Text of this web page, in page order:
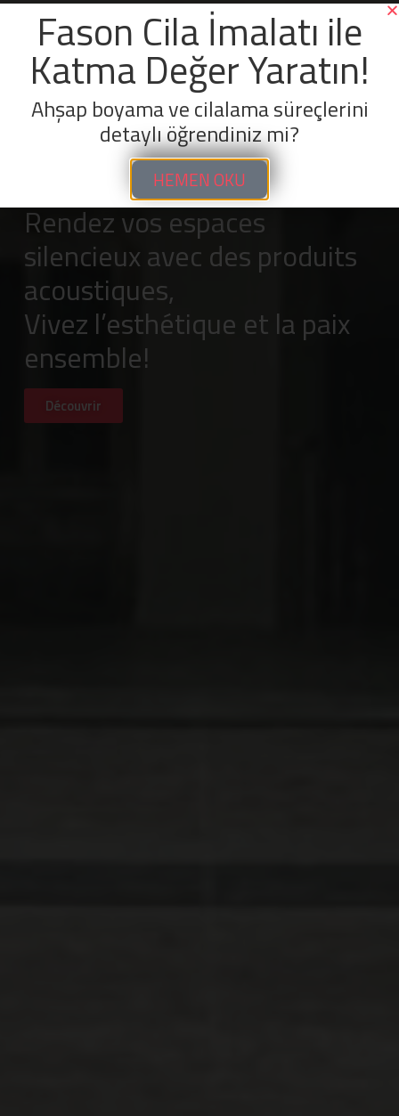
Rendez vos espaces
silencieux avec des produits
acoustiques,
Vivez l’esthétique et la paix
ensemble!
Découvrir
Fason Cila İmalatı ile
Katma Değer Yaratın!
Ahşap boyama ve cilalama süreçlerini
detaylı öğrendiniz mi?
HEMEN OKU